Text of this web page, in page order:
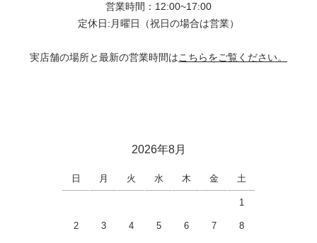
営業時間：12:00~17:00
定休日:月曜日（祝日の場合は営業）
実店舗の場所と最新の営業時間はこちらをご覧ください。
2026年8月
日 月 火 水 木 金 土
1
2 3 4 5 6 7 8